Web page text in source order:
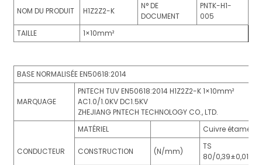
NOM DU PRODUIT H1Z2Z2-K
N° DE
DOCUMENT
PNTK-H1-
005
TAILLE
1×10mm²
BASE NORMALISÉE EN50618:2014
MARQUAGE
PNTECH TUV EN50618:2014 H1Z2Z2-K 1×10mm²
AC1.0/1.0KV DC1.5KV
ZHEJIANG PNTECH TECHNOLOGY CO., LTD.
CONDUCTEUR
MATÉRIEL Cuivre étamé
CONSTRUCTION (N/mm)
TS
80/0,39±0,015